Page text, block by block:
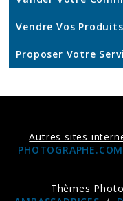
Vendre Vos Produits
Proposer Votre
Autres sites
PHOTOGRAPHE.COM
Thèmes